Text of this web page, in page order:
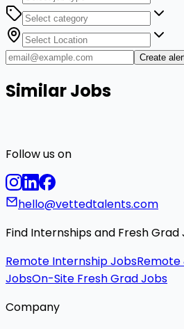
Create
Similar Jobs
Follow us on
hello@vettedtalents.com
Find Internships and Fresh Grad
Remote Internship Jobs
JobsOn-Site Fresh Grad Jobs
Company